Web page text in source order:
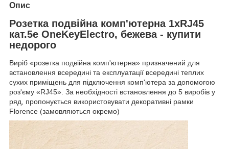
Опис
Розетка подвійна комп'ютерна 1xRJ45
кат.5e OneKeyElectro, бежева - купити
недорого
Виріб «розетка подвійна комп'ютерна» призначений для
встановлення всередині та експлуатації всередині теплих
сухих приміщень для підключення комп'ютера за допомогою
роз'єму «RJ45». За необхідності встановлення до 5 виробів у
ряд, пропонується використовувати декоративні рамки
Florence (замовляються окремо)